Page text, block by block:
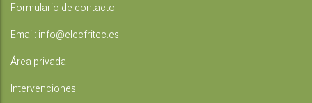
Formulario de contacto
Email: info@elecfritec.es
Área privada
Intervenciones